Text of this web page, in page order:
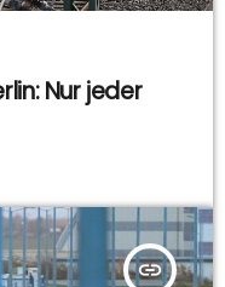
Nur jeder
insert_link